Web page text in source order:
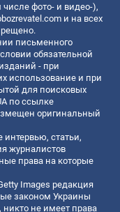
фото- и видео-),
и на всех
письменного
обязательной
- при
использование и при
для поисковых
по ссылке
оригинальный
интервью, статьи,
журналистов
права на которые
Images редакция
законом Украины
никто не имеет права